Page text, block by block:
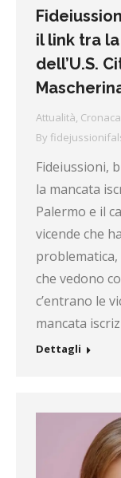
il link tra
dell’U.S.
Attualità,
By
Fideiussioni,
la mancata
Palermo e il
vicende che
che vedono
c’entrano le
mancata
Dettagli